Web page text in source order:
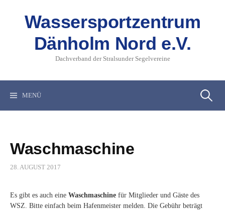
Wassersportzentrum
Dänholm Nord e.V.
Dachverband der Stralsunder Segelvereine
MENÜ Suchen
Waschmaschine
28. AUGUST 2017
Es gibt es auch eine Waschmaschine für Mitglieder und Gäste des
WSZ. Bitte einfach beim Hafenmeister melden. Die Gebühr beträgt